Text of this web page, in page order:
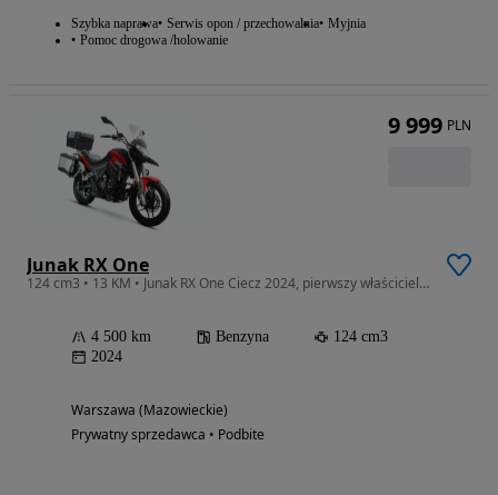
Szybka naprawa Serwis opon / przechowalnia Myjnia
Pomoc drogowa /holowanie
Junak RX One
124 cm3 • 13 KM • Junak RX One Ciecz 2024, pierwszy właściciel, stan bardzo dobry
4 500 km Benzyna
124 cm3
2024
Warszawa (Mazowieckie)
Prywatny sprzedawca • Podbite
9 999 PLN